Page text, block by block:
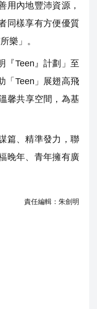
用內地豐沛資源，
同樣享有方便優質
樂」。
『Teen』計劃」至
「Teen」展翅高飛
馨共享空間，為基
篇、精準發力，聯
晚年、青年擁有廣
責任編輯： 朱劍明